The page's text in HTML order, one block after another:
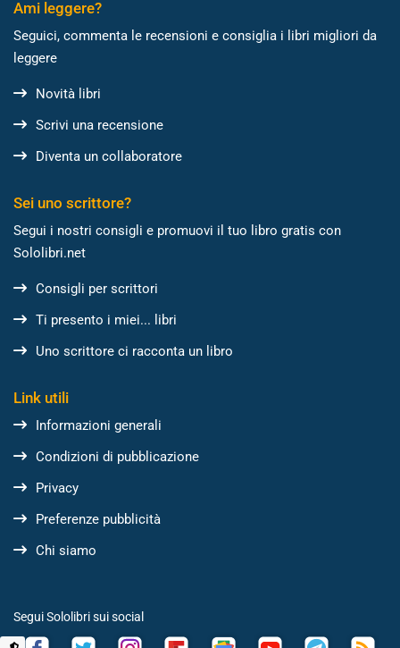
Ami leggere?
Seguici, commenta le recensioni e consiglia i libri migliori da
leggere
Novità libri
Scrivi una recensione
Diventa un collaboratore
Sei uno scrittore?
Segui i nostri consigli e promuovi il tuo libro gratis con
Sololibri.net
Consigli per scrittori
Ti presento i miei... libri
Uno scrittore ci racconta un libro
Link utili
Informazioni generali
Condizioni di pubblicazione
Privacy
Preferenze pubblicità
Chi siamo
Segui Sololibri sui social